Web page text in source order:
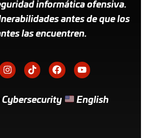
informática ofensiva.
antes de que los
las encuentren.
Cybersecurity English